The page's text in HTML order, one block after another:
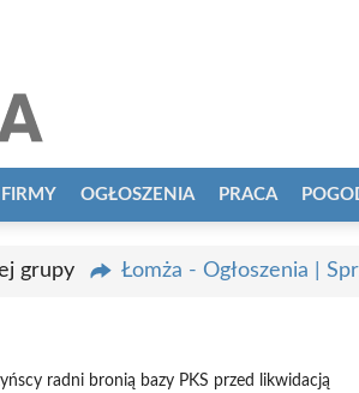
FIRMY OGŁOSZENIA PRACA
grupy Łomża - Ogłoszenia |
radni bronią bazy PKS przed likwidacją